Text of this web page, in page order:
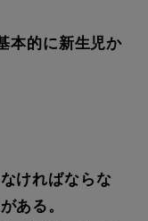
本的に新生児か
ければならな
ある。